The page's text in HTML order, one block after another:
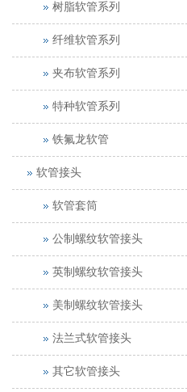
树脂软管系列
纤维软管系列
夹布软管系列
特种软管系列
铁氟龙软管
软管接头
软管套筒
公制螺纹软管接头
英制螺纹软管接头
美制螺纹软管接头
法兰式软管接头
其它软管接头